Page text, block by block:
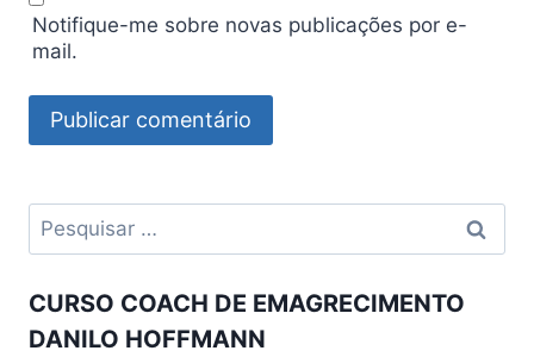
Notifique-me sobre novas publicações por e-
mail.
Pesquisar
por:
CURSO COACH DE EMAGRECIMENTO
DANILO HOFFMANN